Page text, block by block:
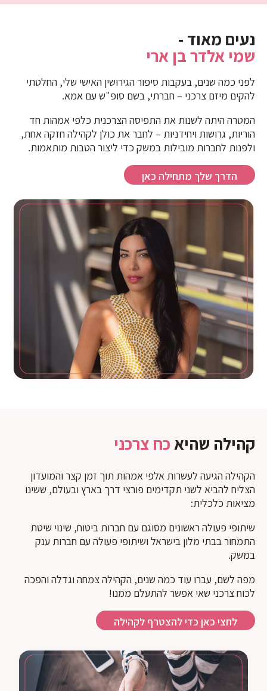
נעים מאוד -
שמי אלדר בן ארי
לפני כמה שנים, בעקבות סיפור הגירושין האישי שלי, החלטתי
להקים מיזם צרכני – חברתי, בשם סופ"ש עם אמא.
המטרה היתה לשנות את התפיסה הצרכנית כלפי אמהות חד
הוריות, גרושות ויחידניות – לחבר את כולן לקהילה חזקה אחת,
ולפנות לחברות מובילות במשק כדי ליצור הטבות מותאמות.
הדרך שלך מתחילה כאן
קהילה שהיאכח צרכני
הקהילה הגיעה לעשרות אלפי אמהות תוך זמן קצר והמועדון
הצליח להביא לשני תקדימים פורצי דרך בארץ ובעולם, ששינו
מציאות כלכלית:
שיתופי פעולה ראשונים מסוגם עם חברות ביטוח, שינוי שיטת
התמחור בבתי מלון בישראל ושיתופי פעולה עם חברות ענק
במשק.
מפה לשם, עברו עוד כמה שנים, הקהילה צמחה וגדלה והפכה
לכוח צרכני שאי אפשר להתעלם ממנו!
לחצי כאן כדי להצטרף לקהילה